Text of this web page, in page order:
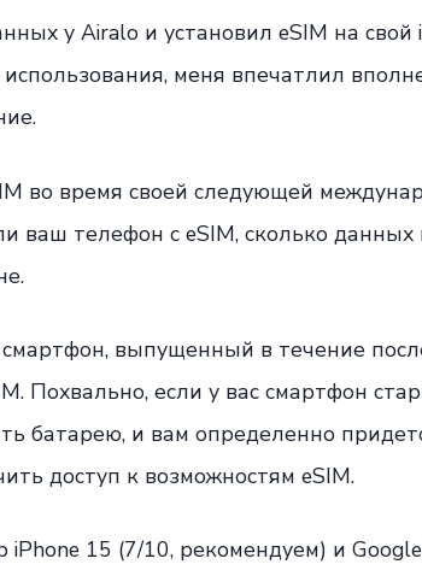
у Airalo и установил eSIM на свой
меня впечатлил
во время своей следующей
ваш телефон с eSIM, сколько
выпущенный в течение
Похвально, если у вас смартфон
батарею, и вам определенно
доступ к возможностям eSIM.
15 (7/10, рекомендуем) и